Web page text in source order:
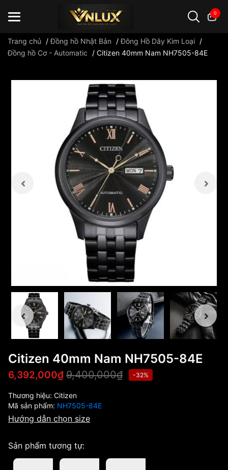
0
Trang chủ /Đồng hồ Nhật Bản /Đông Hồ Dây Kim Loại /
Đồng hồ Cơ - Automatic
/ Citizen 40mm Nam NH7505-84E
Citizen 40mm Nam NH7505-84E
6,392,000₫ 9,400,000₫ -32%
Thương hiệu: Citizen
Mã sản phẩm: NH7505-84E
Hướng dẫn chọn size
Sản phẩm tương tự: